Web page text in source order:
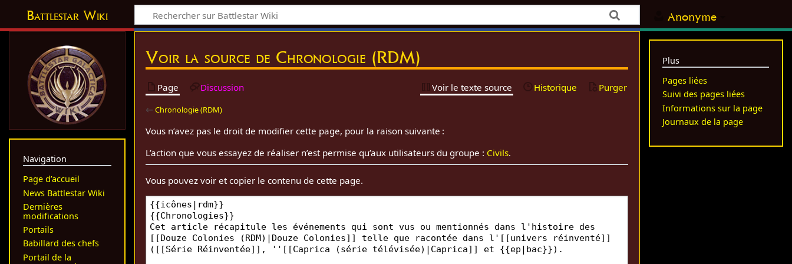
Anonyme
Battlestar Wiki
Voir la source de Chronologie (RDM)
Page Discussion Voir le texte source Historique Purger
←Chronologie (RDM)
Vous n’avez pas le droit de modifier cette page, pour la raison suivante :
L’action que vous essayez de réaliser n’est permise qu’aux utilisateurs du groupe : Civils.
Vous pouvez voir et copier le contenu de cette page.
Navigation
Page d’accueil
News Battlestar Wiki
Dernières
modifications
Portails
Babillard des chefs
Portail de la
Plus
Pages liées
Suivi des pages liées
Informations sur la page
Journaux de la page